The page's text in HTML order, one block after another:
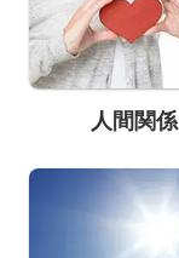
人間関係